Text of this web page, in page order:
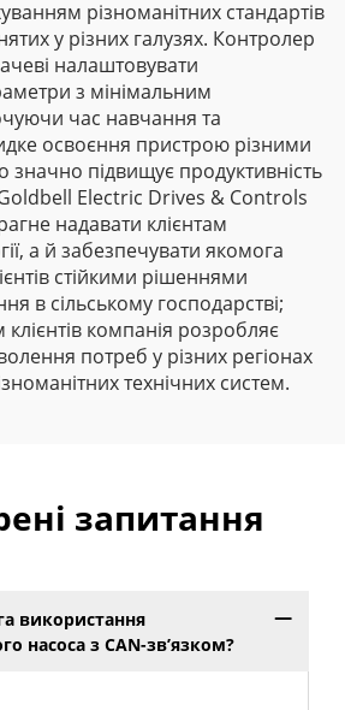
різноманітних стандартів
у різних галузях. Контролер
налаштовувати
з мінімальним
час навчання та
освоєння пристрою різними
підвищує продуктивність
Electric Drives & Controls
надавати клієнтам
а й забезпечувати якомога
стійкими рішеннями
в сільському господарстві;
компанія розробляє
потреб у різних регіонах
технічних систем.
запитання
використання
насоса з CAN-зв’язком?